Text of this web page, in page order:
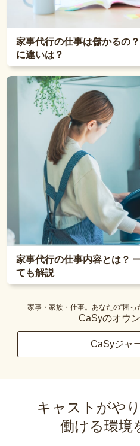
家事代行の仕事は儲かるの
に違いは？
家事代行の仕事内容とは？
ても解説
家事・家族・仕事。あなたの“困
CaSyのオウ
CaSyジャ
キャストがや
働ける環境